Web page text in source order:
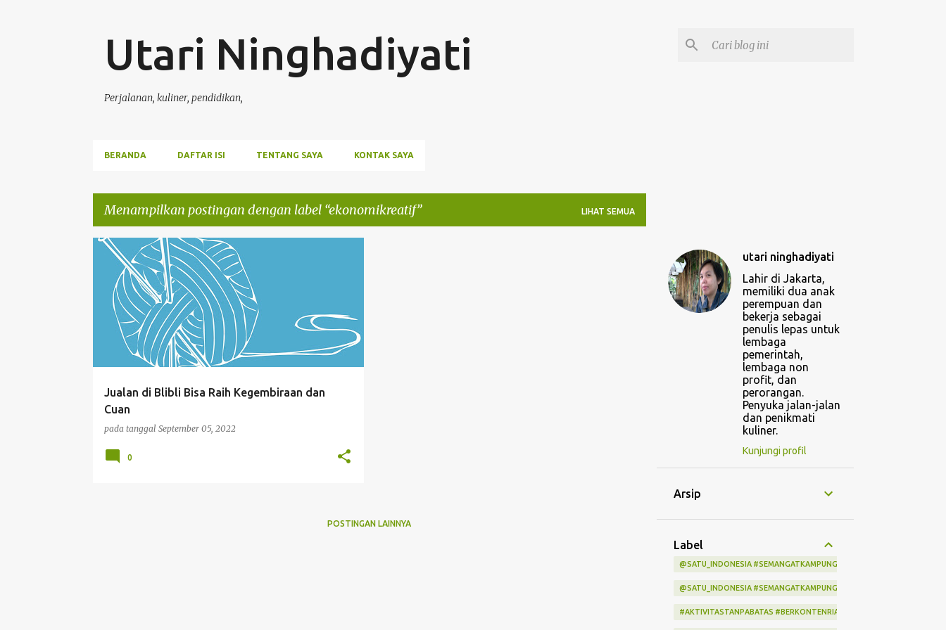
Utari Ninghadiyati
Perjalanan, kuliner, pendidikan,
BERANDA DAFTAR ISI TENTANG SAYA KONTAK SAYA
Menampilkan postingan dengan label ekonomikreatif LIHAT SEMUA
Jualan di Blibli Bisa Raih Kegembiraan dan
Cuan
pada tanggal September 05, 2022
EKONOMI EKONOMIKREATIF
0
POSTINGAN LAINNYA
utari ninghadiyati
Lahir di Jakarta,
memiliki dua anak
perempuan dan
bekerja sebagai
penulis lepas untuk
lembaga
pemerintah,
lembaga non
profit, dan
perorangan.
Penyuka jalan-jalan
dan penikmati
kuliner.
Kunjungi profil
Arsip
Label
@SATU_INDONESIA #SEMANGATKAMPUNGINDONESIA
@SATU_INDONESIA #SEMANGATKAMPUNGINDONESIA
#AKTIVITASTANPABATAS #BERKONTENRIABERSAMAINDIHOME